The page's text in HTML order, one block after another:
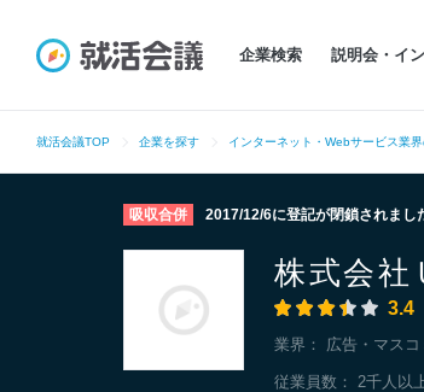
企業検索 説明会・イ
就活会議TOP 企業を探す インターネット・Webサービス業
吸収合併 2017/12/6に登記が閉鎖されまし
株式会社
3.4
業界： 広告・マス
従業員数： 2千人以